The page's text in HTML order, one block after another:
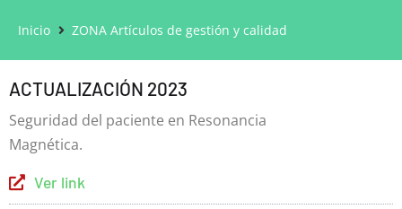
Inicio ZONA Artículos de gestión y calidad
ACTUALIZACIÓN 2023
Seguridad del paciente en Resonancia
Magnética.
Ver link